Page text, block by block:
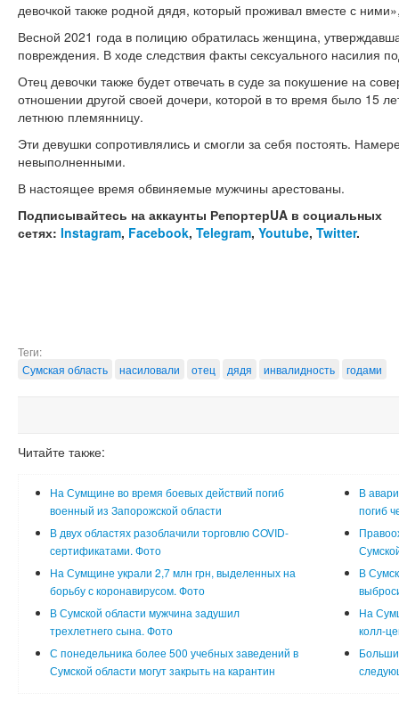
девочкой также родной дядя, который проживал вместе с
Весной 2021 года в полицию обратилась женщина,
повреждения. В ходе следствия факты сексуального насилия
Отец девочки также будет отвечать в суде за покушение на
отношении другой своей дочери, которой в то время было 15
летнюю племянницу.
Эти девушки сопротивлялись и смогли за себя постоять.
невыполненными.
В настоящее время обвиняемые мужчины арестованы.
Подписывайтесь на аккаунты РепортерUA в социальных
сетях: Instagram, Facebook, Telegram, Youtube, Twitter.
Теги:
Сумская область
насиловали отец дядя инвалидность годами
Читайте также:
На Сумщине во время боевых действий погиб
военный из Запорожской области
В
погиб
В двух областях разоблачили торговлю COVID-
сертификатами. Фото
На Сумщине украли 2,7 млн грн, выделенных на
борьбу с коронавирусом. Фото
В
В Сумской области мужчина задушил
трехлетнего сына. Фото
На
колл-
С понедельника более 500 учебных заведений в
Сумской области могут закрыть на карантин